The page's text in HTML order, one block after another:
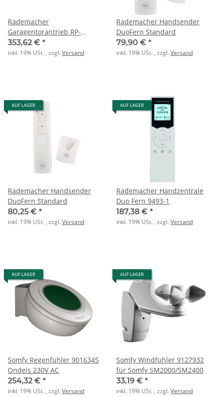
Rademacher
Garagentorantrieb RP-
SX5DF-900N-5 RolloPort SX
DuoFern
353,62 € *
inkl. 19% USt. , zzgl.Versand
Rademacher Handsender
DuoFern Standard
79,90 € *
inkl. 19% USt. , zzgl.Versand
AUF LAGER
Rademacher Handsender
DuoFern Standard
80,25 € *
inkl. 19% USt. , zzgl.Versand
AUF LAGER
Rademacher Handzentrale
Duo Fern 9493-1
187,38 € *
inkl. 19% USt. , zzgl.Versand
AUF LAGER
Somfy Regenfühler 9016345
Ondeis 230V AC
254,32 € *
inkl. 19% USt. , zzgl.Versand
AUF LAGER
Somfy Windfühler 9127932
für Somfy SM2000/SM2400
33,19 € *
inkl. 19% USt. , zzgl.Versand